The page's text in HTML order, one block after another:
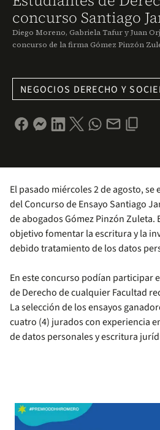
concurso Santiago
Diego Moreno, Gabriela Tafur y Juan
concurso de la firma Gómez Pinzón
NEGOCIOS DERECHO Y
El pasado miércoles 2 de agosto,
del Concurso de Ensayo Santiago
de abogados Gómez Pinzón Zuleta.
objetivo fomentar la escritura y la
debido tratamiento de los datos
En este concurso podían participar
de Derecho de cualquier Facultad
La selección de los ensayos
cuatro (4) jurados con experiencia
de datos personales y escritura